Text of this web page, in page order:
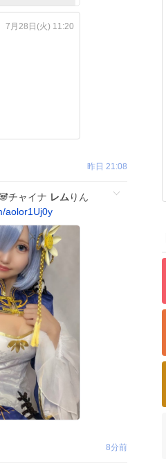
7月28日(火) 11:20
昨日 21:08
チャイナ レム りん
aolor1Uj0y
8分前